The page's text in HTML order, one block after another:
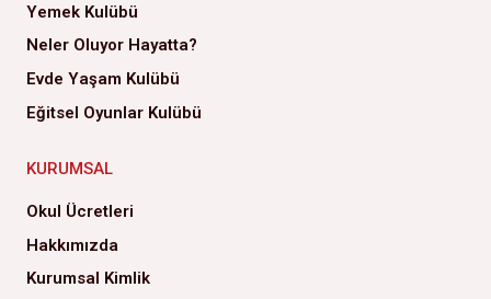
Yemek Kulübü
Neler Oluyor Hayatta?
Evde Yaşam Kulübü
Eğitsel Oyunlar Kulübü
KURUMSAL
Okul Ücretleri
Hakkımızda
Kurumsal Kimlik